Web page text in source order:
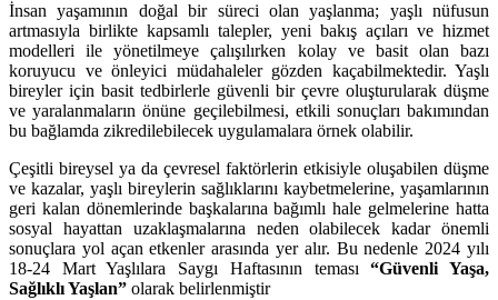
İnsan yaşamının doğal bir süreci olan yaşlanma; yaşlı nüfusun
artmasıyla birlikte kapsamlı talepler, yeni bakış açıları ve hizmet
modelleri ile yönetilmeye çalışılırken kolay ve basit olan bazı
koruyucu ve önleyici müdahaleler gözden kaçabilmektedir. Yaşlı
bireyler için basit tedbirlerle güvenli bir çevre oluşturularak düşme
ve yaralanmaların önüne geçilebilmesi, etkili sonuçları bakımından
bu bağlamda zikredilebilecek uygulamalara örnek olabilir.
Çeşitli bireysel ya da çevresel faktörlerin etkisiyle oluşabilen düşme
ve kazalar, yaşlı bireylerin sağlıklarını kaybetmelerine, yaşamlarının
geri kalan dönemlerinde başkalarına bağımlı hale gelmelerine hatta
sosyal hayattan uzaklaşmalarına neden olabilecek kadar önemli
sonuçlara yol açan etkenler arasında yer alır. Bu nedenle 2024 yılı
18-24 Mart Yaşlılara Saygı Haftasının teması“Güvenli Yaşa,
Sağlıklı Yaşlan” olarak belirlenmiştir